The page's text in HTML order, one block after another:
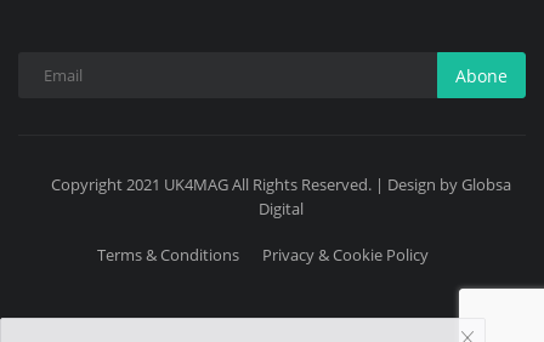
Abone
Copyright 2021 UK4MAG All Rights Reserved. | Design by Globsa
Digital
Terms & Conditions Privacy & Cookie Policy